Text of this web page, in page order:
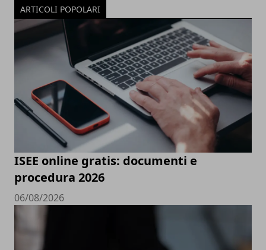
ARTICOLI POPOLARI
ISEE online gratis: documenti e
procedura 2026
06/08/2026